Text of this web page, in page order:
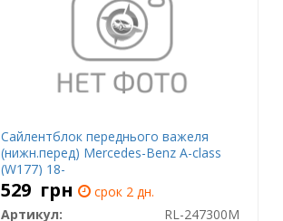
Сайлентблок переднього важеля
(нижн.перед) Mercedes-Benz A-class
(W177) 18-
529 грн
срок 2 дн.
Артикул:
RL-247300M